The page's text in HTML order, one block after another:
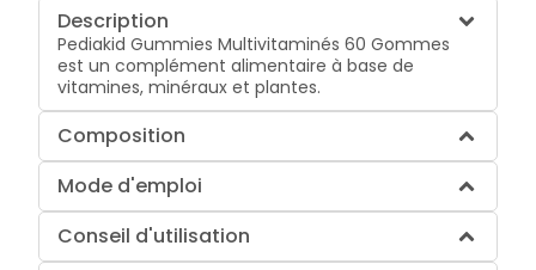
Description
Pediakid Gummies Multivitaminés 60 Gommes
est un complément alimentaire à base de
vitamines, minéraux et plantes.
Composition
Mode d'emploi
Conseil d'utilisation